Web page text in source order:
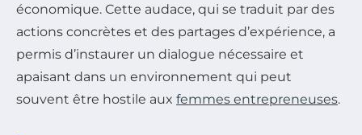
économique. Cette audace, qui se traduit par des
actions concrètes et des partages d’expérience, a
permis d’instaurer un dialogue nécessaire et
apaisant dans un environnement qui peut
souvent être hostile aux femmes entrepreneuses.